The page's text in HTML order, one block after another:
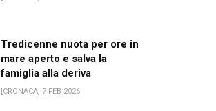
Tredicenne nuota per ore in
mare aperto e salva la
famiglia alla deriva
[CRONACA] 7 FEB 2026